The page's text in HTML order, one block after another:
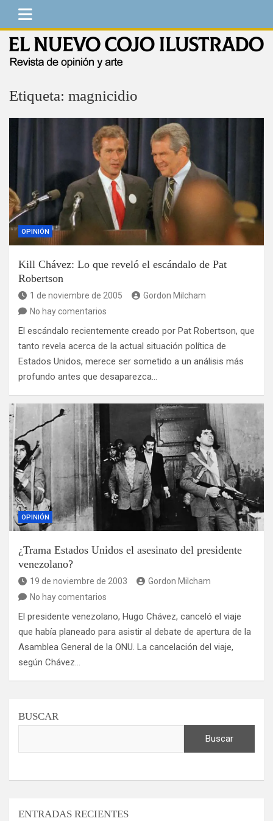
Saltar
contenido
Etiqueta: magnicidio
OPINIÓN
Kill Chávez: Lo que reveló el escándalo de Pat
Robertson
1 de noviembre de 2005
Gordon Milcham
No hay comentarios
El escándalo recientemente creado por Pat Robertson, que
tanto revela acerca de la actual situación política de
Estados Unidos, merece ser sometido a un análisis más
profundo antes que desaparezca…
OPINIÓN
¿Trama Estados Unidos el asesinato del presidente
venezolano?
19 de noviembre de 2003
Gordon Milcham
No hay comentarios
El presidente venezolano, Hugo Chávez, canceló el viaje
que había planeado para asistir al debate de apertura de la
Asamblea General de la ONU. La cancelación del viaje,
según Chávez…
BUSCAR
Buscar
ENTRADAS RECIENTES